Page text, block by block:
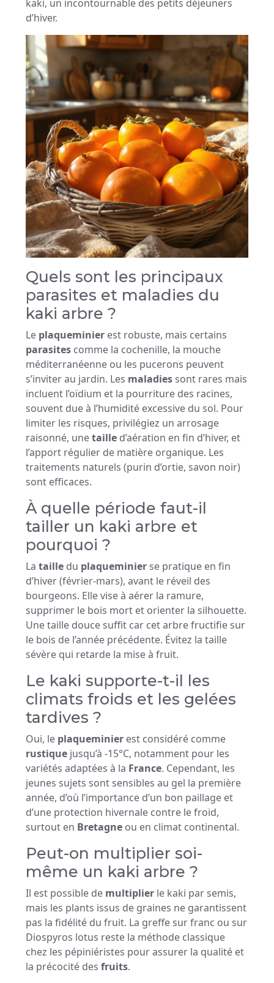
kaki, un incontournable des petits déjeuners
d’hiver.
Quels sont les principaux
parasites et maladies du
kaki arbre ?
Le plaqueminier est robuste, mais certains
parasites comme la cochenille, la mouche
méditerranéenne ou les pucerons peuvent
s’inviter au jardin. Les maladiessont rares mais
incluent l’oïdium et la pourriture des racines,
souvent due à l’humidité excessive du sol. Pour
limiter les risques, privilégiez un arrosage
raisonné, unetaille d’aération en fin d’hiver, et
l’apport régulier de matière organique. Les
traitements naturels (purin d’ortie, savon noir)
sont efficaces.
À quelle période faut-il
tailler un kaki arbre et
pourquoi ?
La taille du plaqueminierse pratique en fin
d’hiver (février-mars), avant le réveil des
bourgeons. Elle vise à aérer la ramure,
supprimer le bois mort et orienter la silhouette.
Une taille douce suffit car cet arbre fructifie sur
le bois de l’année précédente. Évitez la taille
sévère qui retarde la mise à fruit.
Le kaki supporte-t-il les
climats froids et les gelées
tardives ?
Oui, le plaqueminier est considéré comme
rustique jusqu’à -15°C, notamment pour les
variétés adaptées à la France. Cependant, les
jeunes sujets sont sensibles au gel la première
année, d’où l’importance d’un bon paillage et
d’une protection hivernale contre le froid,
surtout en Bretagne ou en climat continental.
Peut-on multiplier soi-
même un kaki arbre ?
Il est possible de multiplier le kaki par semis,
mais les plants issus de graines ne garantissent
pas la fidélité du fruit. La greffe sur franc ou sur
Diospyros lotus reste la méthode classique
chez les pépiniéristes pour assurer la qualité et
la précocité des fruits.